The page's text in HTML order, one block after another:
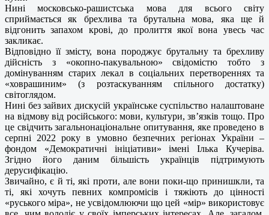
Нині московсько-рашистська мова для всього світу
сприймається як брехлива та брутальна мова, яка ще й
відгонить запахом крові, до пролиття якої вона увесь час
закликає.
Відповідно її змісту, вона породжує брутальну та брехливу
дійсність з «окопно-пакувальною» свідомістю тобто з
домінуванням старих лекал в соціальних перетвореннях та
«ховрашиним» (з розтаскуванням спільного достатку)
світоглядом.
Нині без зайвих дискусій українське суспільство налаштоване
на відмову від російського: мови, культури, зв’язків тощо. Про
це свідчить загальнонаціональне опитування, яке проведено в
серпні 2022 року в умовно безпечних регіонах України –
фондом «Демократичні ініціативи» імені Ілька Кучеріва.
Згідно його даним більшість українців підтримують
дерусифікацію.
Звичайно, є й ті, які проти, але вони поки-що принишкли, та
ті, які хочуть певних компромісів і тяжіють до цінності
«руського міра», не усвідомлюючи що цей «мір» використовує